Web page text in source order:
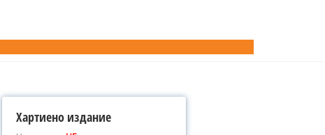
Хартиено издание